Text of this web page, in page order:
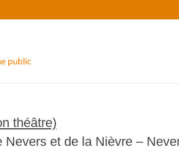
théâtre)
Nevers et de la Nièvre –